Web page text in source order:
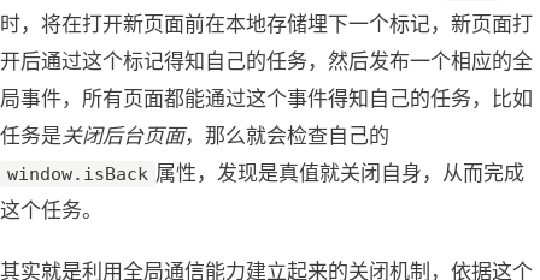
时，将在打开新页面前在本地存储埋下一个标记，新页面打
开后通过这个标记得知自己的任务，然后发布一个相应的全
局事件，所有页面都能通过这个事件得知自己的任务，比如
任务是关闭后台页面，那么就会检查自己的
window.isBack 属性，发现是真值就关闭自身，从而完成
这个任务。
其实就是利用全局通信能力建立起来的关闭机制，依据这个